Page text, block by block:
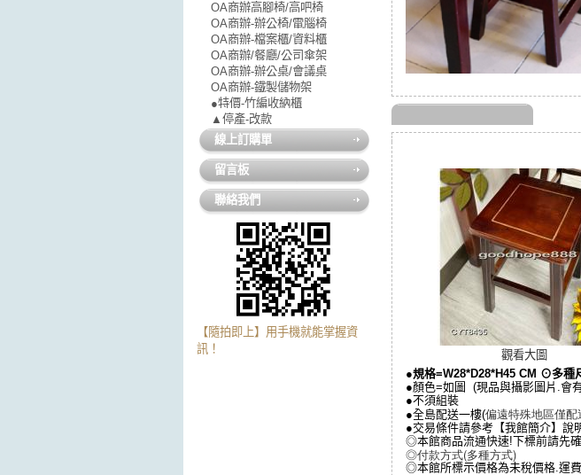
觀看大圖
●規格=W28*D28*H45 CM ⊙多種
●顏色=如圖 (現品與攝影圖片.會
●不須組裝
●全島配送一樓(偏遠特殊地區僅
●交易條件請參考【我館簡介】說
◎本館商品流通快速!下標前請先
◎付款方式(多種方式)
◎本館所標示價格為未稅價格.運
OA商辦高腳椅/高吧椅
OA商辦-辦公椅/電腦椅
OA商辦-檔案櫃/資料櫃
OA商辦/餐廳/公司傘架
OA商辦-辦公桌/會議桌
OA商辦-鐵製儲物架
●特價-竹編收納櫃
▲停產-改款
線上訂購單
留言板
聯絡我們
【隨拍即上】用手機就能掌握資
訊！